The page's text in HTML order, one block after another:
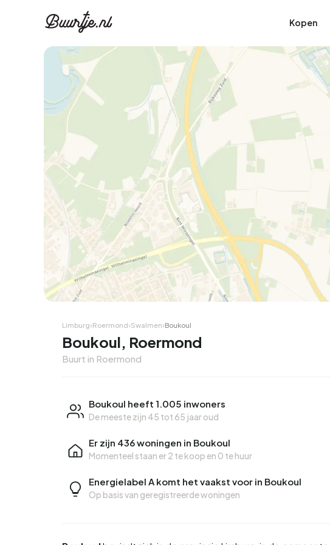
Kopen
Limburg›Roermond›Swalmen›Boukoul
Boukoul, Roermond
Buurt in Roermond
Boukoul heeft 1.005 inwoners
De meeste zijn 45 tot 65 jaar oud
Er zijn 436 woningen in Boukoul
Momenteel staan er2 te koop en 0 te huur
Energielabel A komt het vaakst voor in Boukoul
Op basis van geregistreerde woningen